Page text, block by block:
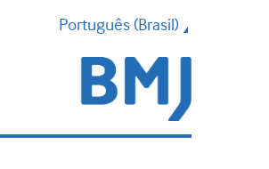
Português (Brasil)